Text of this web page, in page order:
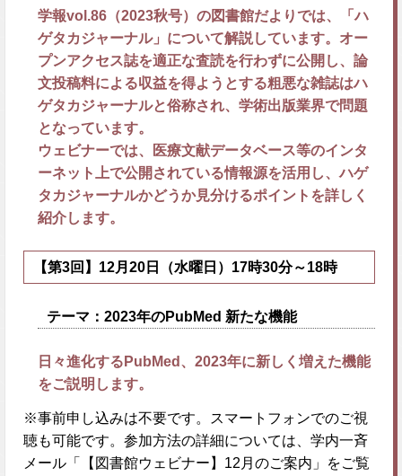
学報vol.86（2023秋号）の図書館だよりでは、「ハ
ゲタカジャーナル」について解説しています。オー
プンアクセス誌を適正な査読を行わずに公開し、論
文投稿料による収益を得ようとする粗悪な雑誌はハ
ゲタカジャーナルと俗称され、学術出版業界で問題
となっています。
ウェビナーでは、医療文献データベース等のインタ
ーネット上で公開されている情報源を活用し、ハゲ
タカジャーナルかどうか見分けるポイントを詳しく
紹介します。
【第3回】12月20日（水曜日）17時30分～18時
テーマ： 2023年のPubMed 新たな機能
日々進化するPubMed、2023年に新しく増えた機能
をご説明します。
※事前申し込みは不要です。スマートフォンでのご視
聴も可能です。参加方法の詳細については、学内一斉
メール「【図書館ウェビナー】12月のご案内」をご覧